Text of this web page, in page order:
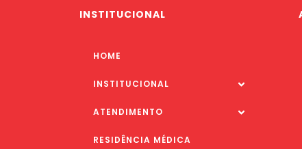
INSTITUCIONAL
HOME
INSTITUCIONAL
ATENDIMENTO
RESIDÊNCIA MÉDICA